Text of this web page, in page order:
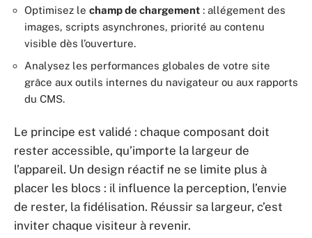
Optimisez le champ de chargement : allégement des
images, scripts asynchrones, priorité au contenu
visible dès l’ouverture.
Analysez les performances globales de votre site
grâce aux outils internes du navigateur ou aux rapports
du CMS.
Le principe est validé : chaque composant doit
rester accessible, qu’importe la largeur de
l’appareil. Un design réactif ne se limite plus à
placer les blocs : il influence la perception, l’envie
de rester, la fidélisation. Réussir sa largeur, c’est
inviter chaque visiteur à revenir.